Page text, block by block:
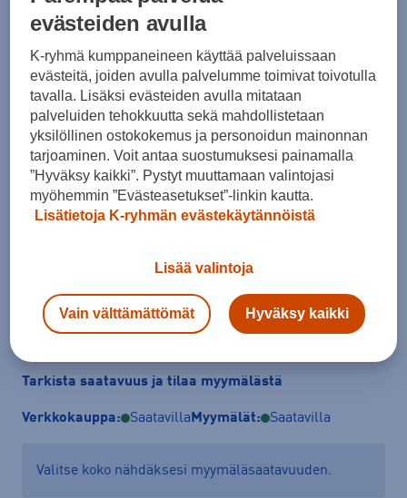
Koko
36 37 ⅓ 38 ⅔ 39 ⅓
40 ⅔ 41 ⅓ 42
Kokotaulukko
Lisää ostoskoriin
Tarkista saatavuus ja tilaa myymälästä
Verkkokauppa: Saatavilla Myymälät: Saatavilla
Valitse koko nähdäksesi myymäläsaatavuuden.
evästeiden avulla
K-ryhmä kumppaneineen käyttää palveluissaan
evästeitä, joiden avulla palvelumme toimivat toivotulla
tavalla. Lisäksi evästeiden avulla mitataan
palveluiden tehokkuutta sekä mahdollistetaan
yksilöllinen ostokokemus ja personoidun mainonnan
tarjoaminen. Voit antaa suostumuksesi painamalla
”Hyväksy kaikki”. Pystyt muuttamaan valintojasi
myöhemmin ”Evästeasetukset”-linkin kautta.
Lisätietoja K-ryhmän evästekäytännöistä
Lisää valintoja
Vain välttämättömät Hyväksy kaikki